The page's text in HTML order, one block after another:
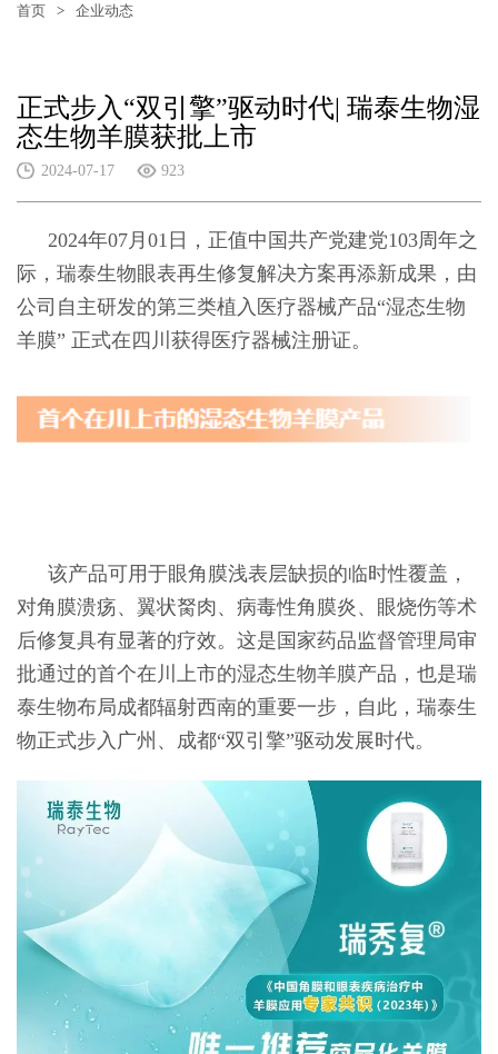
首页 > 企业动态
正式步入“双引擎”驱动时代| 瑞泰生物湿
态生物羊膜获批上市
2024-07-17 923
2024年07月01日，正值中国共产党建党103周年之
际，瑞泰生物眼表再生修复解决方案再添新成果，由
公司自主研发的第三类植入医疗器械产品“湿态生物
羊膜” 正式在四川获得医疗器械注册证。
该产品可用于眼角膜浅表层缺损的临时性覆盖，
对角膜溃疡、翼状胬肉、病毒性角膜炎、眼烧伤等术
后修复具有显著的疗效。这是国家药品监督管理局审
批通过的首个在川上市的湿态生物羊膜产品，也是瑞
泰生物布局成都辐射西南的重要一步，自此，瑞泰生
物正式步入广州、成都“双引擎”驱动发展时代。